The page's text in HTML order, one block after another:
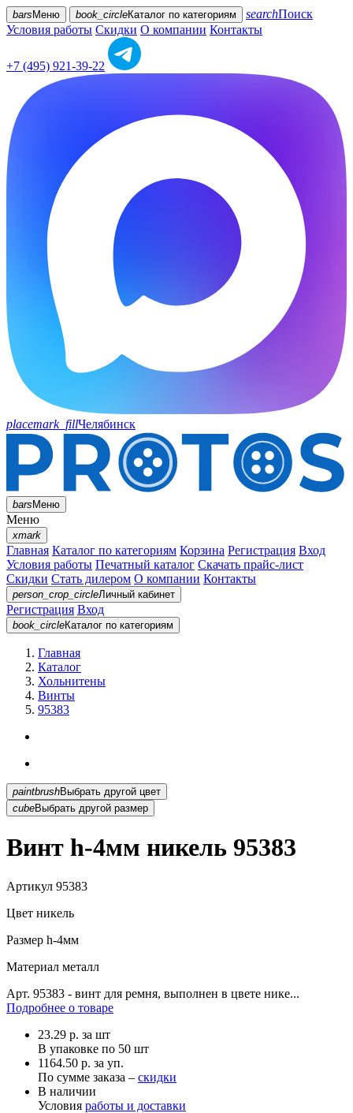
bars Меню book_circleКаталог по категориям searchПоиск
Условия работы Скидки О компании Контакты
+7 (495) 921-39-22
placemark_fillЧелябинск
barsМеню
Меню
xmark
Главная Каталог по категориям Корзина Регистрация Вход
Условия работы Печатный каталог Скачать прайс-лист
Скидки Стать дилером О компании Контакты
person_crop_circleЛичный кабинет
Регистрация Вход
book_circleКаталог по категориям
Главная
Каталог
Хольнитены
Винты
95383
paintbrush
Выбрать другой цвет
cubeВыбрать другой размер
Винт h-4мм никель 95383
Артикул 95383
Цвет никель
Размер h-4мм
Материал металл
Арт. 95383 - винт для ремня, выполнен в цвете нике...
Подробнее о товаре
23.29 р. за шт
В упаковке по 50 шт
1164.50 р. за уп.
По сумме заказа – скидки
В наличии
Условия работы и доставки